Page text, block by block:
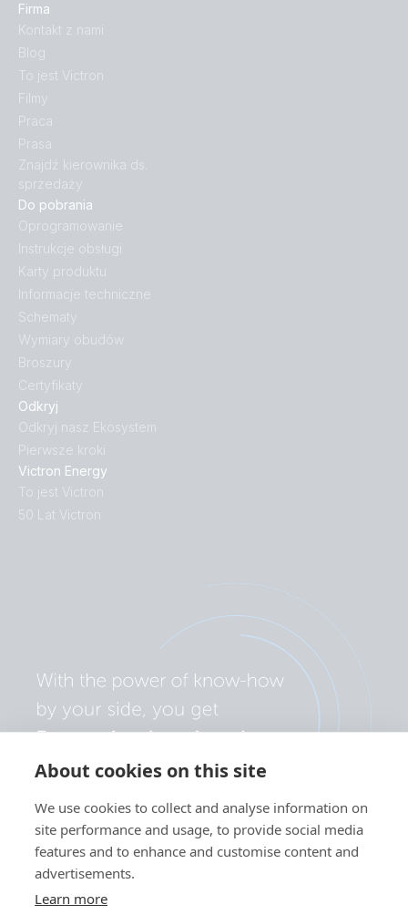
About cookies on this site
We use cookies to collect and analyse information on
site performance and usage, to provide social media
features and to enhance and customise content and
advertisements.
Learn more
Odkryj
Odkryj nasz Ekosystem
Pierwsze kroki
Victron Energy
To jest Victron
50 Lat Victron
Do pobrania
Oprogramowanie
Instrukcje obsługi
Karty produktu
Informacje techniczne
Schematy
Wymiary obudów
Broszury
Certyfikaty
Firma
Kontakt z nami
Blog
To jest Victron
Filmy
Praca
Prasa
Znajdź kierownika ds.
sprzedaży